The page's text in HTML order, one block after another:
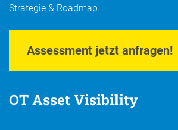
Strategie & Roadmap.
Assessment jetzt anfragen!
OT Asset Visibility